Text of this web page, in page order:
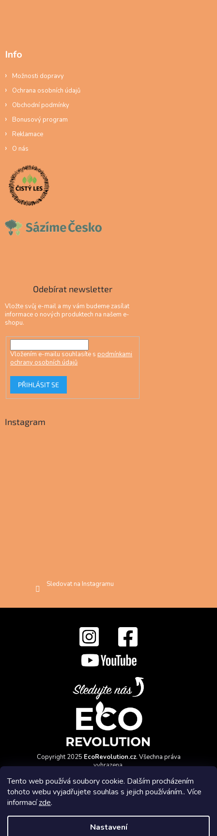
Tento web používá soubory cookie. Dalším procházením
tohoto webu vyjadřujete souhlas s jejich používáním.. Více
informacízde.
Nastavení
Info
Možnosti dopravy
Ochrana osobních údajů
Obchodní podmínky
Bonusový program
Reklamace
O nás
Odebírat newsletter
Vložte svůj e-mail a my vám budeme zasílat
informace o nových produktech na našem e-
shopu.
Vložením e-mailu souhlasíte s podmínkami
ochrany osobních údajů
PŘIHLÁSIT SE
Instagram
Sledovat na Instagramu
Copyright 2025 EcoRevolution.cz. Všechna práva
vyhrazena.